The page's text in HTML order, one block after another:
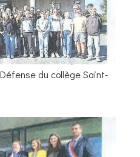
du collège Saint-